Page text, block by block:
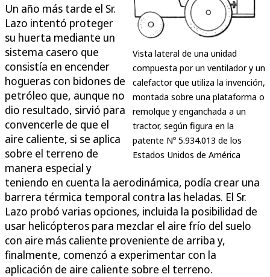
Vista lateral de una unidad
compuesta por un ventilador y un
calefactor que utiliza la invención,
montada sobre una plataforma o
remolque y enganchada a un
tractor, según figura en la
patente Nº 5.934.013 de los
Estados Unidos de América
Un año más tarde el Sr.
Lazo intentó proteger
su huerta mediante un
sistema casero que
consistía en encender
hogueras con bidones de
petróleo que, aunque no
dio resultado, sirvió para
convencerle de que el
aire caliente, si se aplica
sobre el terreno de
manera especial y
teniendo en cuenta la aerodinámica, podía crear una
barrera térmica temporal contra las heladas. El Sr.
Lazo probó varias opciones, incluida la posibilidad de
usar helicópteros para mezclar el aire frío del suelo
con aire más caliente proveniente de arriba y,
finalmente, comenzó a experimentar con la
aplicación de aire caliente sobre el terreno.